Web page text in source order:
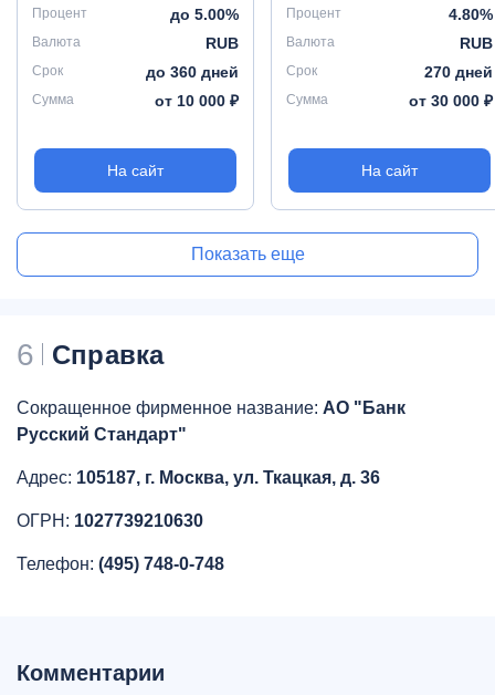
Процент до 5.00%
Валюта RUB
Срок до 360 дней
Сумма от 10 000 ₽
На сайт
Процент 4.80%
Валюта RUB
Срок 270 дней
Сумма от 30 000 ₽
На сайт
Показать еще
6 Справка
Сокращенное фирменное название: АО "Банк
Русский Стандарт"
Адрес: 105187, г. Москва, ул. Ткацкая, д. 36
ОГРН: 1027739210630
Телефон: (495) 748-0-748
Комментарии